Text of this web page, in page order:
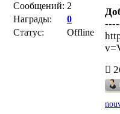
Сообщений: 2
Награды:
0
Статус:
Offline